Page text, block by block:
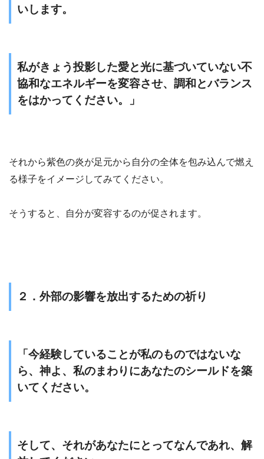
いします。
私がきょう投影した愛と光に基づいていない不
協和なエネルギーを変容させ、調和とバランス
をはかってください。」
それから紫色の炎が足元から自分の全体を包み込んで燃え
る様子をイメージしてみてください。
そうすると、自分が変容するのが促されます。
２．外部の影響を放出するための祈り
「今経験していることが私のものではないな
ら、神よ、私のまわりにあなたのシールドを築
いてください。
そして、それがあなたにとってなんであれ、解